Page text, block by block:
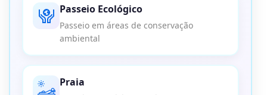
Passeio Ecológico
Passeio em áreas de conservação
ambiental
Praia